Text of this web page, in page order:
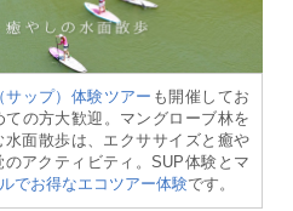
サップ）体験ツアー も開催してお
の方大歓迎。マングローブ林を
面散歩は、エクササイズと癒や
アクティビティ。SUP体験とマ
でお得なエコツアー体験です。